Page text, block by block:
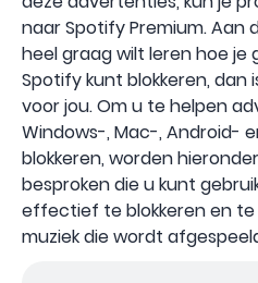
naar Spotify Premium. Aan
heel graag wilt leren hoe
Spotify kunt blokkeren,
voor jou. Om u te helpen
Windows-, Mac-, Android-
blokkeren, worden
besproken die u kunt
effectief te blokkeren en
muziek die wordt